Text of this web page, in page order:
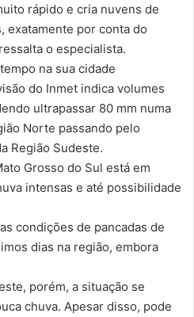
rápido e cria nuvens de
exatamente por conta do
o especialista.
na sua cidade
do Inmet indica volumes
ultrapassar 80 mm numa
Norte passando pelo
Região Sudeste.
Grosso do Sul está em
intensas e até possibilidade
condições de pancadas de
dias na região, embora
porém, a situação se
chuva. Apesar disso, pode